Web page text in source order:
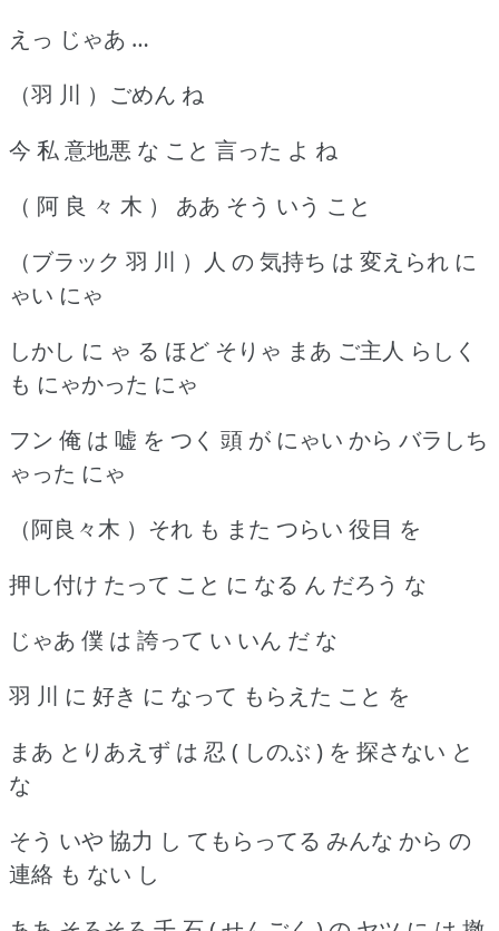
えっ じゃあ …
（羽 川 ）ごめん ね
今 私 意地悪 な こと 言った よ ね
（ 阿 良 々 木 ） ああ そう いう こと
（ブラック 羽 川 ）人 の 気持ち は 変えられ に
ゃい にゃ
しかし に ゃ る ほど そりゃ まあ ご主人 らしく
も にゃかった にゃ
フン 俺 は 嘘 を つく 頭 が にゃい から バラしち
ゃった にゃ
（阿良々木 ）それ も また つらい 役目 を
押し付け たって こと に なる ん だろう な
じゃあ 僕 は 誇って い いん だ な
羽 川 に 好き に なって もらえた こと を
まあ とりあえず は 忍 ( しのぶ ) を 探さない と
な
そう いや 協力 し てもらってる みんな から の
連絡 も ない し